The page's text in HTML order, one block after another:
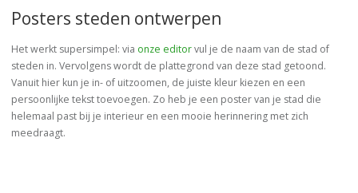
Posters steden ontwerpen
Het werkt supersimpel: via onze editorvul je de naam van de stad of
steden in. Vervolgens wordt de plattegrond van deze stad getoond.
Vanuit hier kun je in- of uitzoomen, de juiste kleur kiezen en een
persoonlijke tekst toevoegen. Zo heb je een poster van je stad die
helemaal past bij je interieur en een mooie herinnering met zich
meedraagt.